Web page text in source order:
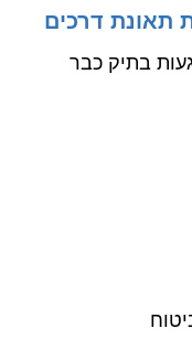
תאונת דרכים
בתיק כבר